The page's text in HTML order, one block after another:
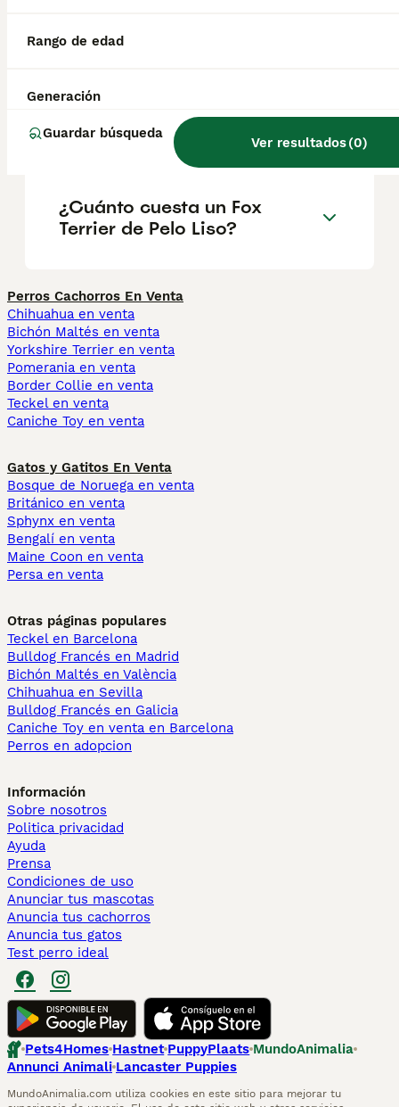
Rango de edad
Generación
Guardar búsqueda
Ver resultados(0)
Terrier hay?
¿Cómo es el carácter del Fox
Terrier de Pelo Liso?
¿Cuánto cuesta un Fox
Terrier de Pelo Liso?
Perros Cachorros En Venta
Chihuahua en venta
Bichón Maltés en venta
Yorkshire Terrier en venta
Pomerania en venta
Border Collie en venta
Teckel en venta
Caniche Toy en venta
Gatos y Gatitos En Venta
Bosque de Noruega en venta
Británico en venta
Sphynx en venta
Bengalí en venta
Maine Coon en venta
Persa en venta
Otras páginas populares
Teckel en Barcelona
Bulldog Francés en Madrid
Bichón Maltés en València
Chihuahua en Sevilla
Bulldog Francés en Galicia
Caniche Toy en venta en Barcelona
Perros en adopcion
Información
Sobre nosotros
Politica privacidad
Ayuda
Prensa
Condiciones de uso
Anunciar tus mascotas
Anuncia tus cachorros
Anuncia tus gatos
Test perro ideal
Pets4Homes Hastnet PuppyPlaats MundoAnimalia
Annunci Animali Lancaster Puppies
MundoAnimalia.com utiliza cookies en este sitio para mejorar tu